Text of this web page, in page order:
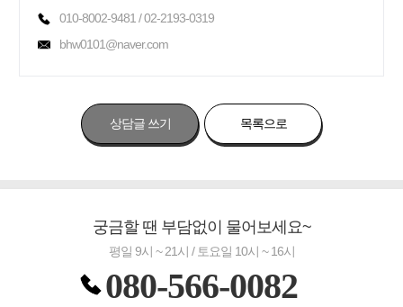
010-8002-9481 / 02-2193-0319
bhw0101@naver.com
상담글 쓰기 목록으로
궁금할 땐 부담없이 물어보세요~
평일 9시 ~ 21시 / 토요일 10시 ~ 16시
080-566-0082